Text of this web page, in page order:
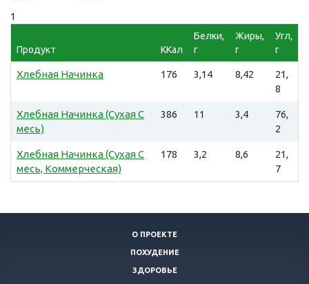
1
Продукт ККал
Белки,
г
Жиры,
г
Угл,
г
Хлебная Начинка 176 3,14 8,42
21,
8
Хлебная Начинка (Сухая С
месь)
386 11 3,4
76,
2
Хлебная Начинка (Сухая С
месь, Коммерческая)
178 3,2 8,6
21,
7
О ПРОЕКТЕ
ПОХУДЕНИЕ
ЗДОРОВЬЕ